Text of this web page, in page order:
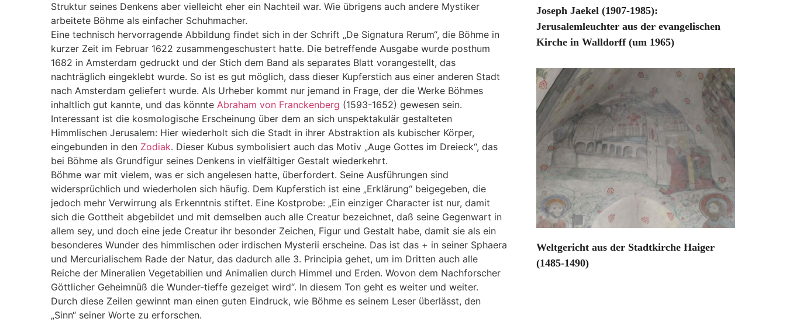
Struktur seines Denkens aber vielleicht eher ein Nachteil war. Wie übrigens auch andere Mystiker
arbeitete Böhme als einfacher Schuhmacher.
Eine technisch hervorragende Abbildung findet sich in der Schrift „De Signatura Rerum“, die Böhme in
kurzer Zeit im Februar 1622 zusammengeschustert hatte. Die betreffende Ausgabe wurde posthum
1682 in Amsterdam gedruckt und der Stich dem Band als separates Blatt vorangestellt, das
nachträglich eingeklebt wurde. So ist es gut möglich, dass dieser Kupferstich aus einer anderen Stadt
nach Amsterdam geliefert wurde. Als Urheber kommt nur jemand in Frage, der die Werke Böhmes
inhaltlich gut kannte, und das könnte Abraham von Franckenberg (1593-1652) gewesen sein.
Interessant ist die kosmologische Erscheinung über dem an sich unspektakulär gestalteten
Himmlischen Jerusalem: Hier wiederholt sich die Stadt in ihrer Abstraktion als kubischer Körper,
eingebunden in den Zodiak. Dieser Kubus symbolisiert auch das Motiv „Auge Gottes im Dreieck“, das
bei Böhme als Grundfigur seines Denkens in vielfältiger Gestalt wiederkehrt.
Böhme war mit vielem, was er sich angelesen hatte, überfordert. Seine Ausführungen sind
widersprüchlich und wiederholen sich häufig. Dem Kupferstich ist eine „Erklärung“ beigegeben, die
jedoch mehr Verwirrung als Erkenntnis stiftet. Eine Kostprobe: „Ein einziger Character ist nur, damit
sich die Gottheit abgebildet und mit demselben auch alle Creatur bezeichnet, daß seine Gegenwart in
allem sey, und doch eine jede Creatur ihr besonder Zeichen, Figur und Gestalt habe, damit sie als ein
besonderes Wunder des himmlischen oder irdischen Mysterii erscheine. Das ist das + in seiner Sphaera
und Mercurialischem Rade der Natur, das dadurch alle 3. Principia gehet, um im Dritten auch alle
Reiche der Mineralien Vegetabilien und Animalien durch Himmel und Erden. Wovon dem Nachforscher
Göttlicher Geheimnüß die Wunder-tieffe gezeiget wird“. In diesem Ton geht es weiter und weiter.
Durch diese Zeilen gewinnt man einen guten Eindruck, wie Böhme es seinem Leser überlässt, den
„Sinn“ seiner Worte zu erforschen.
Joseph Jaekel (1907-1985):
Jerusalemleuchter aus der evangelischen
Kirche in Walldorff (um 1965)
Weltgericht aus der Stadtkirche Haiger
(1485-1490)